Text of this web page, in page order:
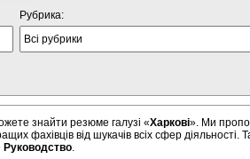
Рубрика:
знайти резюме галузі «Харкові». Ми
фахівців від шукачів всіх сфер діяльності.
Руководство.